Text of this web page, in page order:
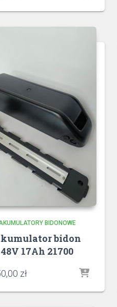
BIDONOWE
bidon
48V 17Ah 21700
zł